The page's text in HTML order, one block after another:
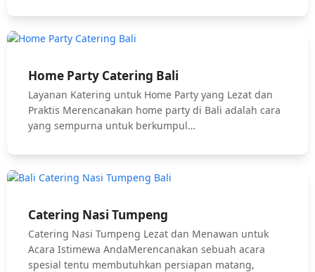
Home Party Catering Bali
Layanan Katering untuk Home Party yang Lezat dan
Praktis Merencanakan home party di Bali adalah cara
yang sempurna untuk berkumpul…
Catering Nasi Tumpeng
Catering Nasi Tumpeng Lezat dan Menawan untuk
Acara Istimewa AndaMerencanakan sebuah acara
spesial tentu membutuhkan persiapan matang,